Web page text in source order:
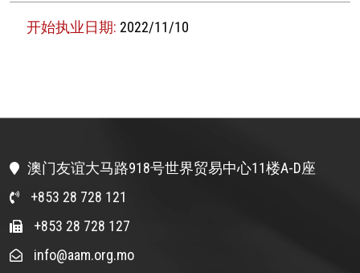
开始执业日期: 2022/11/10
澳门友谊大马路918号世界贸易中心11楼A-D座
+853 28 728 121
+853 28 728 127
info@aam.org.mo